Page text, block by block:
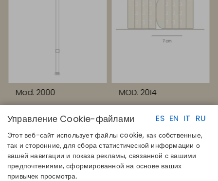
Mod. 2000 MOD. 2014
ES EN IT RU
Управление Cookie-файлами
Этот веб-сайт использует файлы cookie, как собственные,
так и сторонние, для сбора статистической информации о
вашей навигации и показа рекламы, связанной с вашими
предпочтениями, сформированной на основе ваших
привычек просмотра.
БЫСТРЫЕ ССЫЛКИ
Определите свой размер
КОНТАКТЫ